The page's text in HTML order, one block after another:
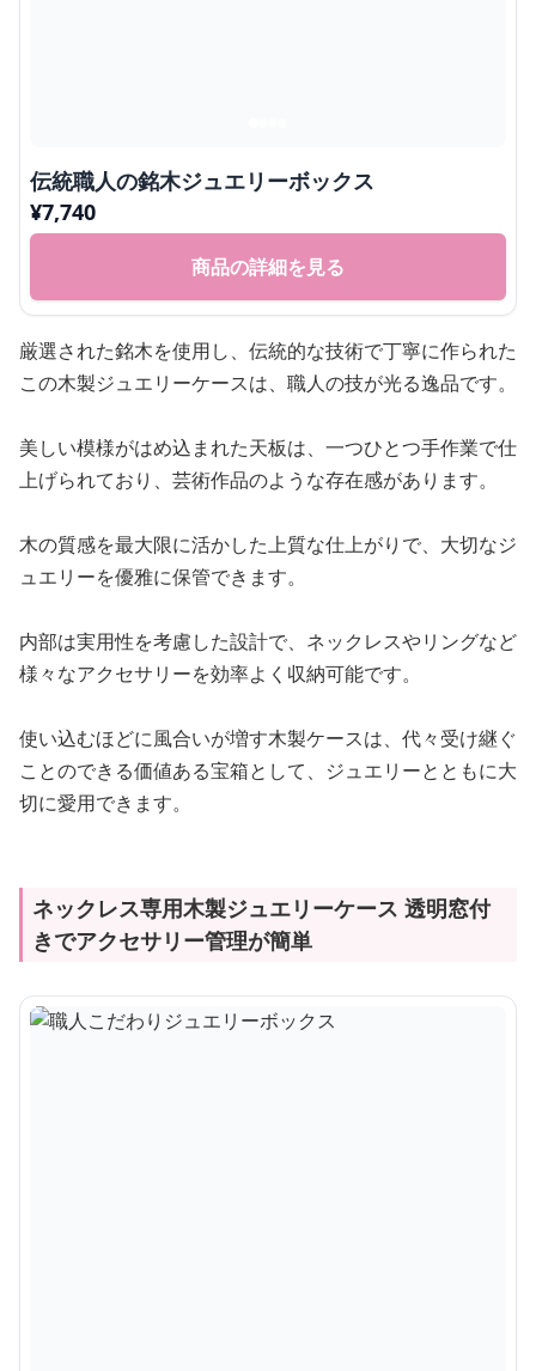
伝統職人の銘木ジュエリーボックス
¥7,740
商品の詳細を見る
厳選された銘木を使用し、伝統的な技術で丁寧に作られた
この木製ジュエリーケースは、職人の技が光る逸品です。
美しい模様がはめ込まれた天板は、一つひとつ手作業で仕
上げられており、芸術作品のような存在感があります。
木の質感を最大限に活かした上質な仕上がりで、大切なジ
ュエリーを優雅に保管できます。
内部は実用性を考慮した設計で、ネックレスやリングなど
様々なアクセサリーを効率よく収納可能です。
使い込むほどに風合いが増す木製ケースは、代々受け継ぐ
ことのできる価値ある宝箱として、ジュエリーとともに大
切に愛用できます。
ネックレス専用木製ジュエリーケース 透明窓付
きでアクセサリー管理が簡単